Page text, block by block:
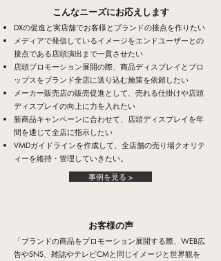
こんなニーズにお応えします
DXの促進と実店舗でお客様とブランドの接点を作りたい
メディアで発信しているイメージをエンドユーザーとの
接点である店頭演出まで一貫させたい
店頭プロモーション展開の際、商品ディスプレイとプロ
ップスをブランド全店に送り込む施策を依頼したい
メーカー販売店の販売促進として、売れる仕掛けや店頭
ディスプレイの向上に力を入れたい
新商品キャンペーンに合わせて、店頭ディスプレイを年
間を通じて全店に指示したい
VMDガイドラインを作成して、全店舗の売り場クオリテ
ィーを維持・管理していきたい。
事例を見る >
​お客様の声
「ブランドの商品をプロモーション展開する際、WEB広
告やSNS、雑誌やテレビCMと同じイメージと世界観を